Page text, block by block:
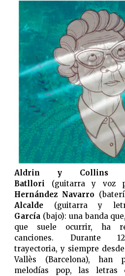
Aldrin y Collins
Batllori (guitarra y voz
Hernández Navarro
Alcalde (guitarra y
García (bajo): una banda
que suele ocurrir, ha
canciones. Durante
trayectoria, y siempre
Vallès (Barcelona), han
melodías pop, las letras